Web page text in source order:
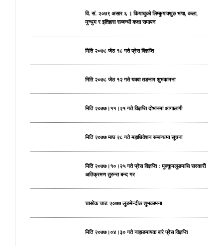
वि. सं. २०७९ असार ६ । कियाचुको लिम्बु/याक्थुङ भाषा, कला,
मुन्धुम र इतिहास सम्बन्धी कक्षा समापन
मिति २०७८ जेठ १८ गते प्रेस विज्ञप्ति
मिति २०७८ जेठ १२ गते यक्वा तङनाम शुभकामना
मिति २०७७।११।२१ गते विज्ञप्ति दोभानमा आगालागी
मिति २०७७ माघ २८ गते महाधिवेशन सम्बन्धमा सूचना
मिति २०७७।१०।२५ गते प्रेस विज्ञप्ति : मुक्कुमलुङमाथि सरकारीे
अतिक्रमण तुरुन्त बन्द गर
चासोक चाड २०७७ लुङमेन्दीङ शुभकामना
मिति २०७७।०४।३० गते नाहाङमायक बारे प्रेस विज्ञप्ति